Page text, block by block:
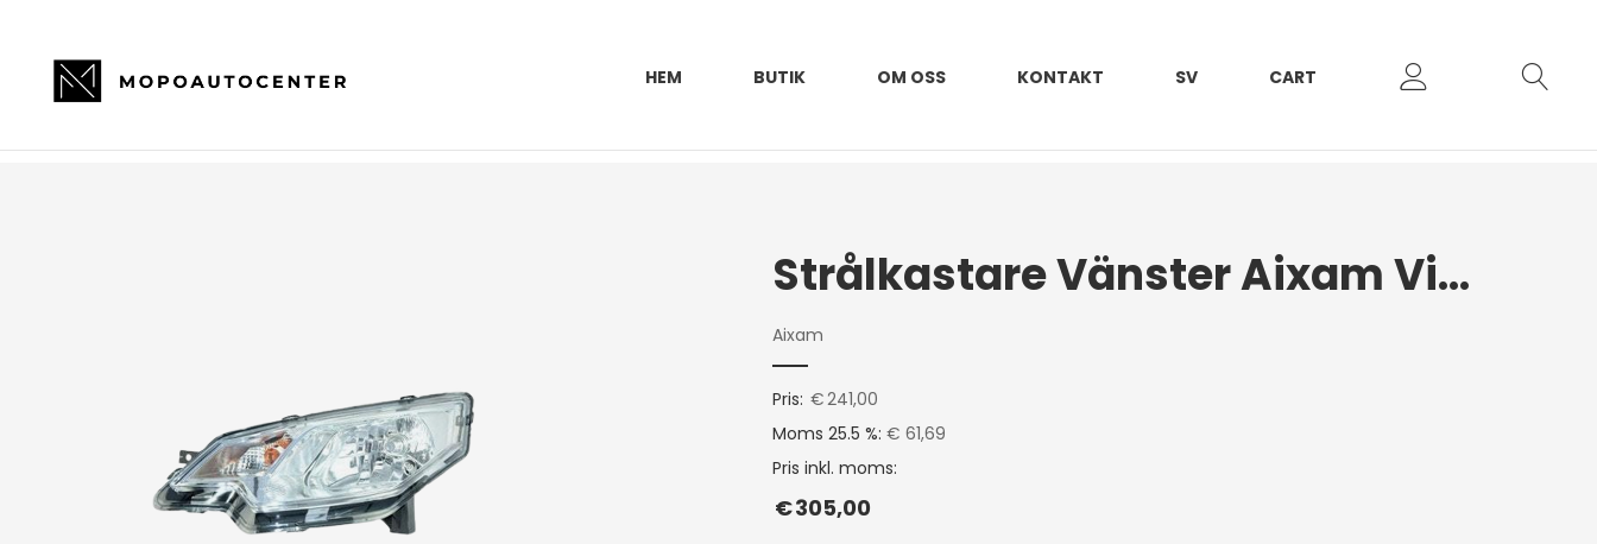
HEM BUTIK OM OSS KONTAKT SV CART
Strålkastare Vänster Aixam Vison 2014+
Aixam
Pris: €241,00
Moms 25.5 %: € 61,69
Pris inkl. moms:
€305,00